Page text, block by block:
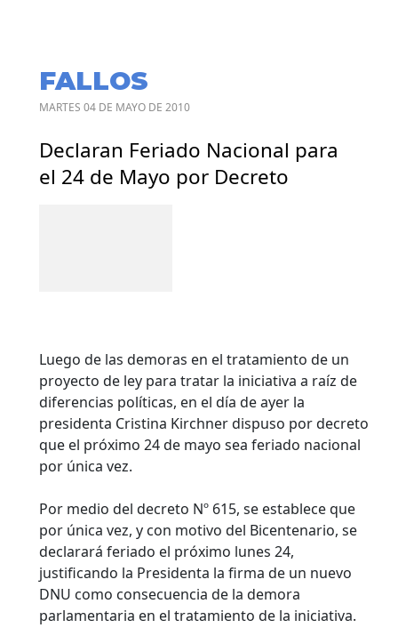
FALLOS
MARTES 04 DE MAYO DE 2010
Declaran Feriado Nacional para
el 24 de Mayo por Decreto
Luego de las demoras en el tratamiento de un
proyecto de ley para tratar la iniciativa a raíz de
diferencias políticas, en el día de ayer la
presidenta Cristina Kirchner dispuso por decreto
que el próximo 24 de mayo sea feriado nacional
por única vez.
Por medio del decreto Nº 615, se establece que
por única vez, y con motivo del Bicentenario, se
declarará feriado el próximo lunes 24,
justificando la Presidenta la firma de un nuevo
DNU como consecuencia de la demora
parlamentaria en el tratamiento de la iniciativa.